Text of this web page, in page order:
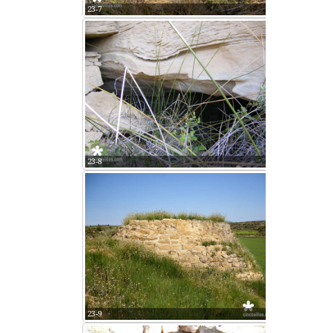
23-7
23-8
23-9